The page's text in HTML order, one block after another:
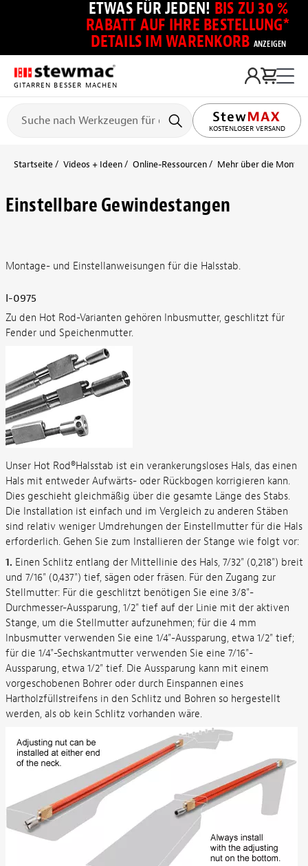
ETWAS FÜR JEDEN! BIS ZU 30 %
RABATT AUF IHRE BESTELLUNG*
DETAILS IM WARENKORB ANZEIGEN
GITARREN BESSER MACHEN
KOSTENLOSER VERSAND
Startseite Videos + Ideen Online-Ressourcen Mehr über die
Einstellbare Gewindestangen
Montage- und Einstellanweisungen für die Halsstab.
I-0975
Zu den Hot Rod-Varianten gehören Inbusmutter, geschlitzt für
Fender und Speichenmutter.
Unser Hot Rod®Halsstab ist ein verankerungsloses Hals, das einen
Hals mit entweder Aufwärts- oder Rückbogen korrigieren kann.
Dies geschieht gleichmäßig über die gesamte Länge des Stabs.
Die Installation ist einfach und im Vergleich zu anderen Stäben
sind relativ weniger Umdrehungen der Einstellmutter für die Hals
erforderlich. Gehen Sie zum Installieren der Stange wie folgt vor:
1. Einen Schlitz entlang der Mittellinie des Hals, 7/32" (0,218") breit
und 7/16" (0,437") tief, sägen oder fräsen. Für den Zugang zur
Stellmutter: Für die geschlitzt benötigen Sie eine 3/8"-
Durchmesser-Aussparung, 1/2" tief auf der Linie mit der aktiven
Stange, um die Stellmutter aufzunehmen; für die 4 mm
Inbusmutter verwenden Sie eine 1/4"-Aussparung, etwa 1/2" tief;
für die 1/4"-Sechskantmutter verwenden Sie eine 7/16"-
Aussparung, etwa 1/2" tief. Die Aussparung kann mit einem
vorgeschobenen Bohrer oder durch Einspannen eines
Hartholzfüllstreifens in den Schlitz und Bohren so hergestellt
werden, als ob kein Schlitz vorhanden wäre.